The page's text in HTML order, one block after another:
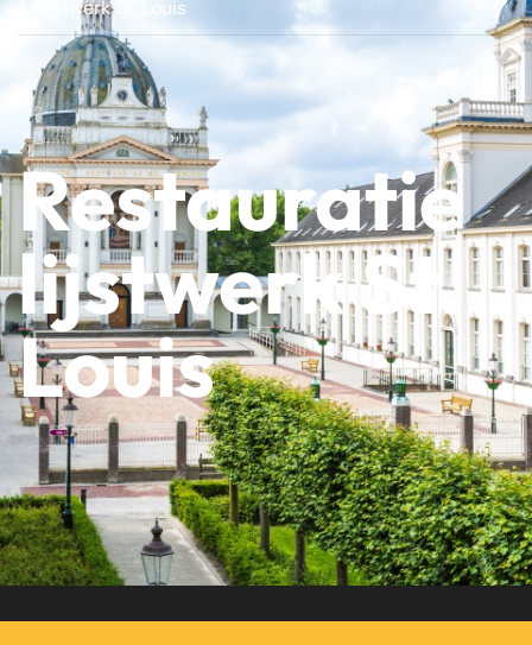
> Lijstwerk St. Louis
Restauratie
lijstwerk St.
Louis